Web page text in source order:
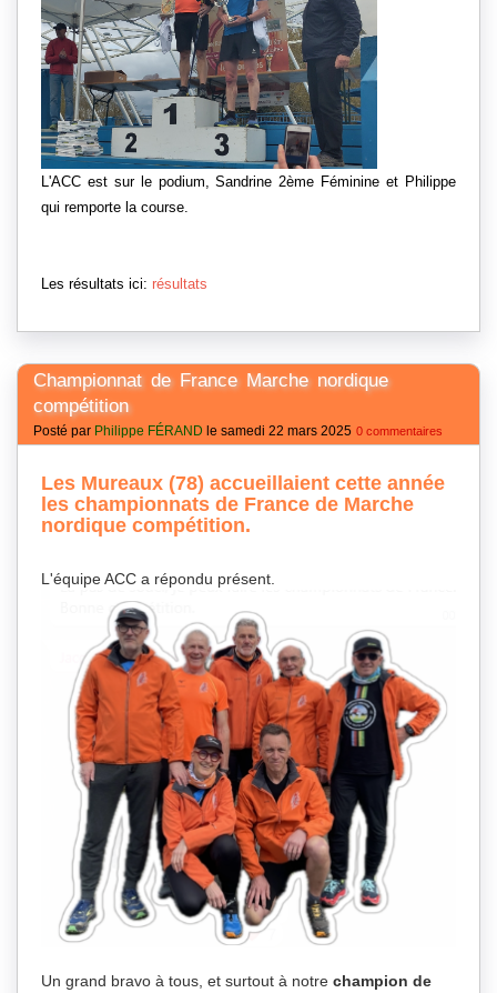
L'ACC est sur le podium, Sandrine 2ème Féminine et Philippe
qui remporte la course.
Les résultats ici: résultats
Championnat de France Marche nordique
compétition
Posté par Philippe FÉRAND le samedi 22 mars 2025 0 commentaires
Les Mureaux (78) accueillaient cette année
les championnats de France de Marche
nordique compétition.
L'équipe ACC a répondu présent.
Un grand bravo à tous, et surtout à notre champion de